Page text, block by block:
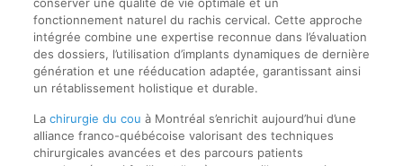
fonctionnement naturel du rachis cervical. Cette approche
intégrée combine une expertise reconnue dans l’évaluation
des dossiers, l’utilisation d’implants dynamiques de dernière
génération et une rééducation adaptée, garantissant ainsi
un rétablissement holistique et durable.
La chirurgie du cou à Montréal s’enrichit aujourd’hui d’une
alliance franco-québécoise valorisant des techniques
chirurgicales avancées et des parcours patients